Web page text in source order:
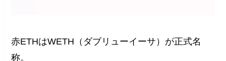
赤ETHはWETH（ダブリューイーサ）が正式名
称。